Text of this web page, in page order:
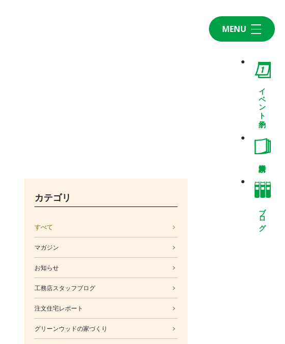
MENU
ABOUT
ブログ
お問い合わせ・資料請求
イベント予約
ブログ
カテゴリ
すべて
マガジン
お知らせ
工務店スタッフブログ
注文住宅レポート
グリーンウッドの家づくり